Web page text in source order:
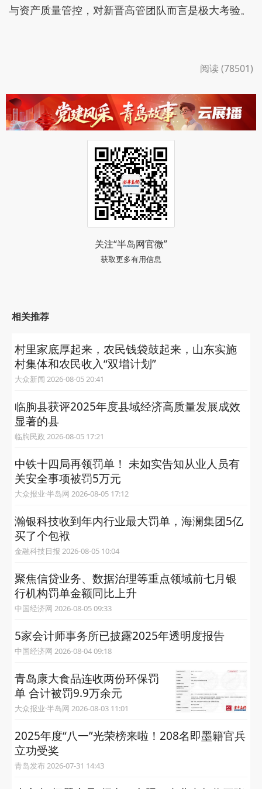
与资产质量管控，对新晋高管团队而言是极大考验。
阅读 (78501)
关注“半岛网官微”
获取更多有用信息
相关推荐
村里家底厚起来，农民钱袋鼓起来，山东实施
村集体和农民收入“双增计划”
大众新闻 2026-08-05 20:41
临朐县获评2025年度县域经济高质量发展成效
显著的县
临朐民政 2026-08-05 17:21
中铁十四局再领罚单！ 未如实告知从业人员有
关安全事项被罚5万元
大众报业·半岛网 2026-08-05 17:12
瀚银科技收到年内行业最大罚单，海澜集团5亿
买了个包袱
金融科技日报 2026-08-05 10:04
聚焦信贷业务、数据治理等重点领域前七月银
行机构罚单金额同比上升
中国经济网 2026-08-05 09:33
5家会计师事务所已披露2025年透明度报告
中国经济网 2026-08-04 09:18
青岛康大食品连收两份环保罚
单 合计被罚9.9万余元
大众报业·半岛网 2026-08-03 11:01
2025年度“八一”光荣榜来啦！208名即墨籍官兵
立功受奖
青岛发布 2026-07-31 14:43